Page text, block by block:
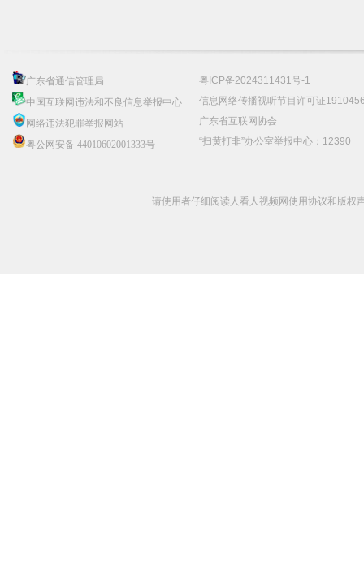
广东省通信管理局
中国互联网违法和不良信息举报中心
网络违法犯罪举报网站
粤公网安备 44010602001333号
粤ICP备2024311431号-1
信息网络传播视听节目许可证
广东省互联网协会
“扫黄打非”办公室举报中心：12390
请使用者仔细阅读人看人视频网使用协议和版权